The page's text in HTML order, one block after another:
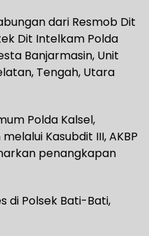
dari Resmob Dit
Dit Intelkam Polda
Banjarmasin, Unit
Tengah, Utara
Polda Kalsel,
Kasubdit III, AKBP
penangkapan
di Polsek Bati-Bati,